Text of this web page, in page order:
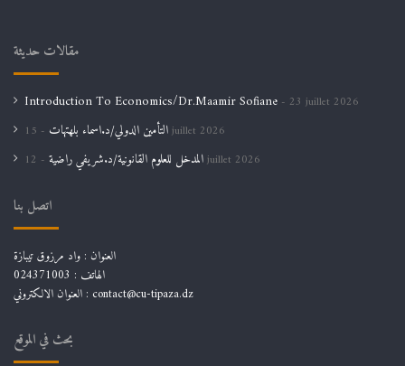
مقالات حديثة
Introduction To Economics/Dr.Maamir Sofiane 23 juillet 2026
التأمين الدولي/د.اسماء بلهتهات15 juillet 2026
المدخل للعلوم القانونية/د.شريفي راضية12 juillet 2026
اتصل بنا
العنوان : واد مرزوق تيبازة
الهاتف : 024371003
العنوان الالكتروني : contact@cu-tipaza.dz
بحث في الموقع